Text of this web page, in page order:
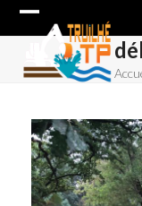
Skip
Open
mobile
Close
mobile